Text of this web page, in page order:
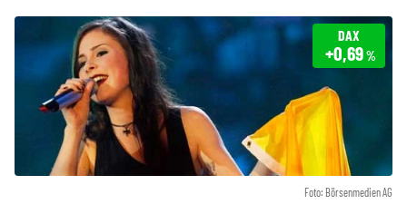
Foto: Börsenmedien AG
DAX
+0,69%